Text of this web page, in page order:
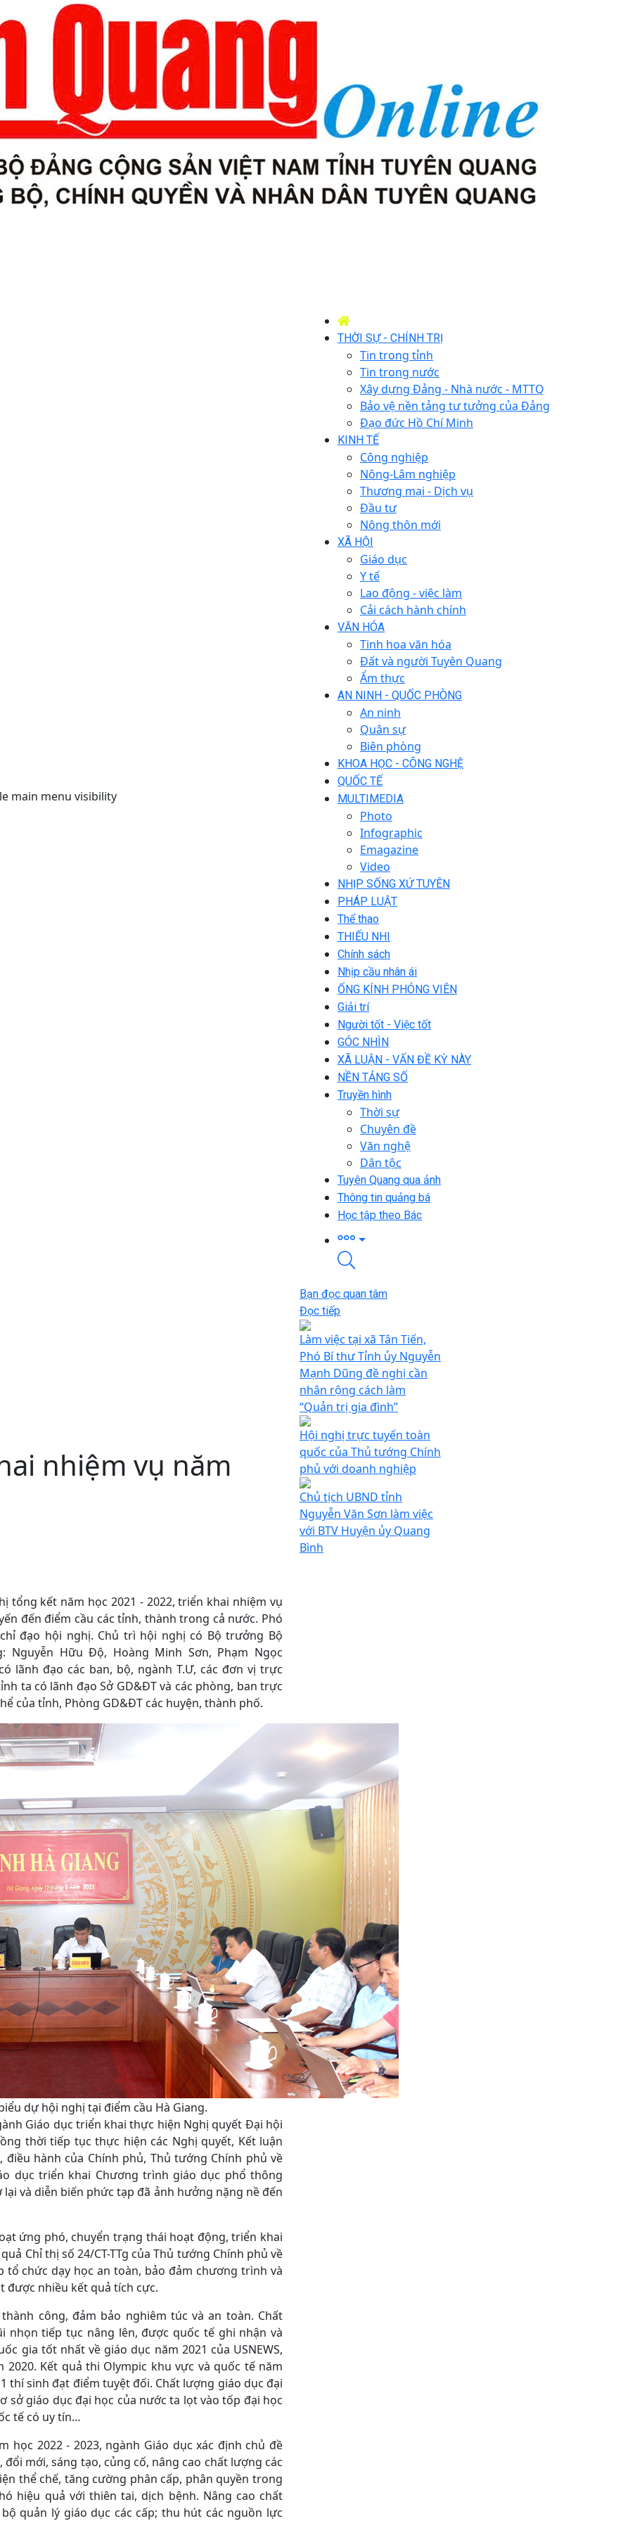
main menu visibility
THỜI SỰ - CHÍNH TRỊ
Tin trong tỉnh
Tin trong nước
Xây dựng Đảng - Nhà nước - MTTQ
Bảo vệ nền tảng tư tưởng của Đảng
Đạo đức Hồ Chí Minh
KINH TẾ
Công nghiệp
Nông-Lâm nghiệp
Thương mại - Dịch vụ
Đầu tư
Nông thôn mới
XÃ HỘI
Giáo dục
Y tế
Lao động - việc làm
Cải cách hành chính
VĂN HÓA
Tinh hoa văn hóa
Đất và người Tuyên Quang
Ẩm thực
AN NINH - QUỐC PHÒNG
An ninh
Quân sự
Biên phòng
KHOA HỌC - CÔNG NGHỆ
QUỐC TẾ
MULTIMEDIA
Photo
Infographic
Emagazine
Video
NHỊP SỐNG XỨ TUYÊN
PHÁP LUẬT
Thể thao
THIẾU NHI
Chính sách
Nhịp cầu nhân ái
ỐNG KÍNH PHÓNG VIÊN
Giải trí
Người tốt - Việc tốt
GÓC NHÌN
XÃ LUẬN - VẤN ĐỀ KỲ NÀY
NỀN TẢNG SỐ
Truyền hình
Thời sự
Chuyên đề
Văn nghệ
Dân tộc
Tuyên Quang qua ảnh
Thông tin quảng bá
Học tập theo Bác
nhiệm vụ năm
tổng kết năm học 2021 - 2022, triển khai nhiệm vụ
đến điểm cầu các tỉnh, thành trong cả nước. Phó
đạo hội nghị. Chủ trì hội nghị có Bộ trưởng Bộ
Nguyễn Hữu Độ, Hoàng Minh Sơn, Phạm Ngọc
lãnh đạo các ban, bộ, ngành T.Ư, các đơn vị trực
ta có lãnh đạo Sở GD&ĐT và các phòng, ban trực
của tỉnh, Phòng GD&ĐT các huyện, thành phố.
dự hội nghị tại điểm cầu Hà Giang.
Giáo dục triển khai thực hiện Nghị quyết Đại hội
thời tiếp tục thực hiện các Nghị quyết, Kết luận
hành của Chính phủ, Thủ tướng Chính phủ về
dục triển khai Chương trình giáo dục phổ thông
và diễn biến phức tạp đã ảnh hưởng nặng nề đến
ứng phó, chuyển trạng thái hoạt động, triển khai
Chỉ thị số 24/CT-TTg của Thủ tướng Chính phủ về
tổ chức dạy học an toàn, bảo đảm chương trình và
được nhiều kết quả tích cực.
công, đảm bảo nghiêm túc và an toàn. Chất
tiếp tục nâng lên, được quốc tế ghi nhận và
gia tốt nhất về giáo dục năm 2021 của USNEWS,
Kết quả thi Olympic khu vực và quốc tế năm
thí sinh đạt điểm tuyệt đối. Chất lượng giáo dục đại
sở giáo dục đại học của nước ta lọt vào tốp đại học
tế có uy tín…
2022 - 2023, ngành Giáo dục xác định chủ đề
mới, sáng tạo, củng cố, nâng cao chất lượng các
thể chế, tăng cường phân cấp, phân quyền trong
hiệu quả với thiên tai, dịch bệnh. Nâng cao chất
quản lý giáo dục các cấp; thu hút các nguồn lực
Bạn đọc quan tâm
Đọc tiếp
Làm việc tại xã Tân Tiến,
Phó Bí thư Tỉnh ủy Nguyễn
Mạnh Dũng đề nghị cần
nhân rộng cách làm
“Quản trị gia đình”
Hội nghị trực tuyến toàn
quốc của Thủ tướng Chính
phủ với doanh nghiệp
Chủ tịch UBND tỉnh
Nguyễn Văn Sơn làm việc
với BTV Huyện ủy Quang
Bình